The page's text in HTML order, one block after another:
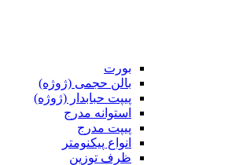
بورت
بالن حجمی (ژوژه)
پیپت حبابدار (ژوژه)
استوانه مدرج
پیپت مدرج
انواع پیکنومتر
ظرف توزین